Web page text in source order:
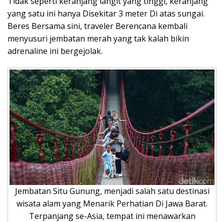
yang satu ini hanya Disekitar 3 meter Di atas sungai.
Beres Bersama sini, traveler Berencana kembali
menyusuri jembatan merah yang tak kalah bikin
adrenaline ini bergejolak.
Jembatan Situ Gunung, menjadi salah satu destinasi
wisata alam yang Menarik Perhatian Di Jawa Barat.
Terpanjang se-Asia, tempat ini menawarkan